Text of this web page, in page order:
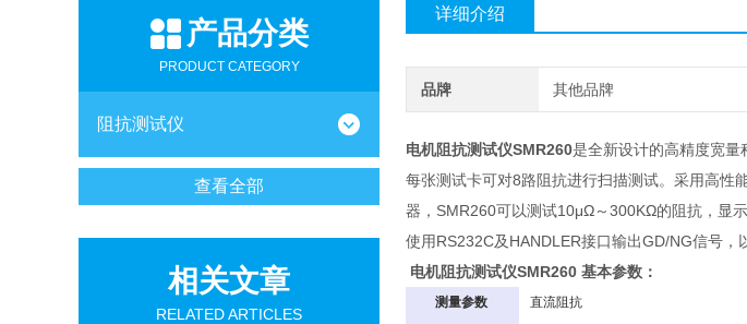
产品分类
PRODUCT CATEGORY
阻抗测试仪
查看全部
相关文章
RELATED ARTICLES
详细介绍
品牌 其他品牌
电机阻抗测试仪SMR260是全新设计的高精度宽量
每张测试卡可对8路阻抗进行扫描测试。采用高性
器，SMR260可以测试10μΩ～300KΩ的阻抗，显
使用RS232C及HANDLER接口输出GD/NG信号，
电机阻抗测试仪SMR260 基本参数：
测量参数
直流阻抗